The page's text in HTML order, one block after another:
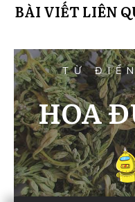
BÀI VIẾT LIÊN
TỪ
HOA